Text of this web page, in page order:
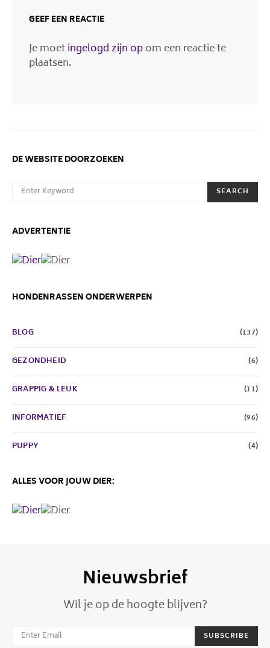
GEEF EEN REACTIE
Je moetingelogd zijn opom een reactie te
plaatsen.
DE WEBSITE DOORZOEKEN
SEARCH FOR:
SEARCH
ADVERTENTIE
HONDENRASSEN ONDERWERPEN
BLOG (137)
GEZONDHEID (6)
GRAPPIG & LEUK (11)
INFORMATIEF (96)
PUPPY (4)
ALLES VOOR JOUW DIER:
Nieuwsbrief
Wil je op de hoogte blijven?
SUBSCRIBE